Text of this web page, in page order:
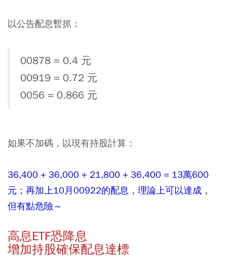
以公告配息暫抓：
00878 = 0.4 元
00919 = 0.72 元
0056 = 0.866 元
如果不加碼，以現有持股計算：
36,400 + 36,000 + 21,800 + 36,400 = 13萬600
元；再加上10月00922的配息，理論上可以達成，
但有點危險～
高息ETF恐降息
增加持股確保配息達標